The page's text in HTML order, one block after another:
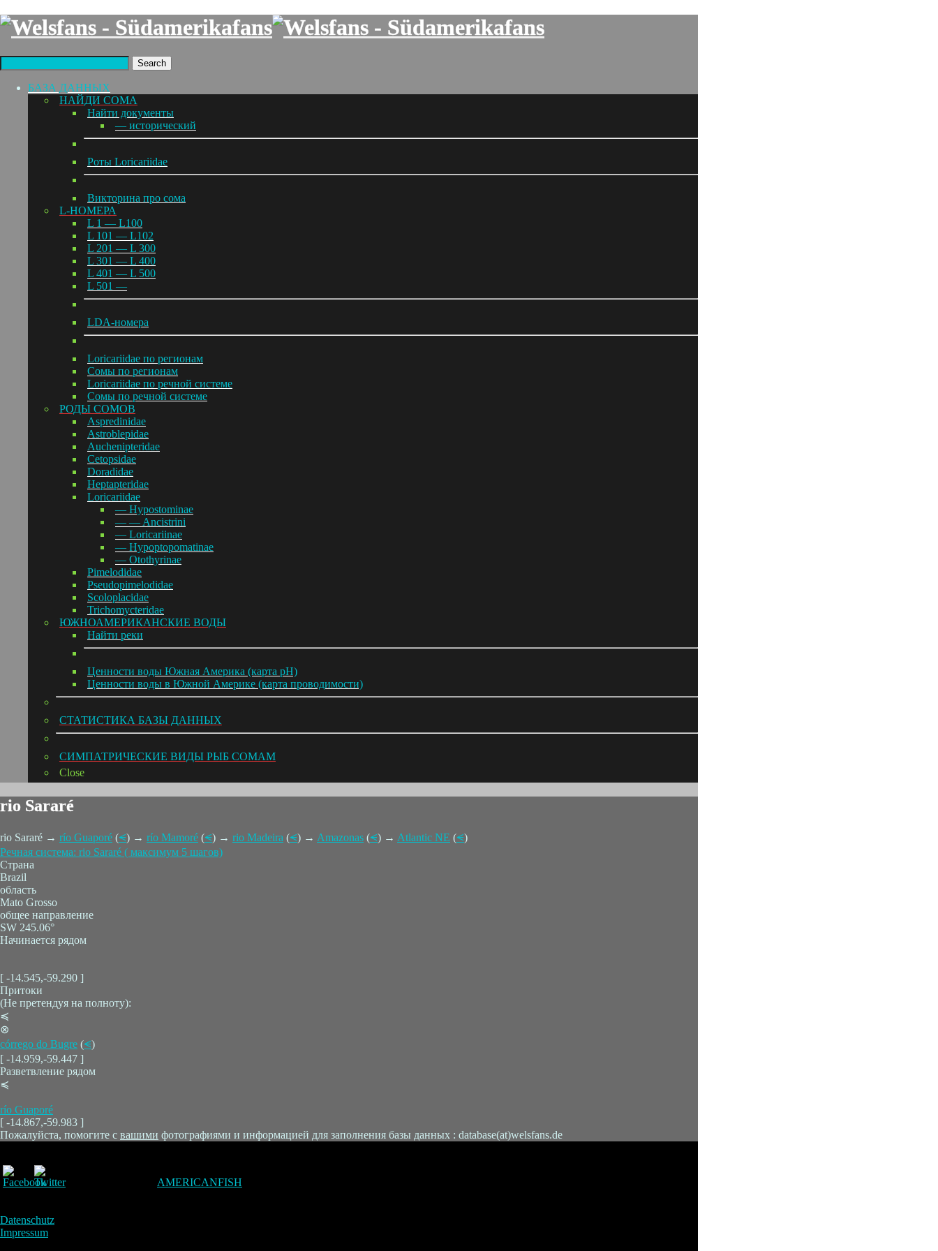
Search
БАЗА ДАННЫХ
НАЙДИ СОМА
Найти документы
— исторический
Роты Loricariidae
Викторина про сома
L-НОМЕРА
L 1 — L100
L 101 — L102
L 201 — L 300
L 301 — L 400
L 401 — L 500
L 501 —
LDA-номера
Loricariidae по регионам
Сомы по регионам
Loricariidae по речной системе
Сомы по речной системе
РОДЫ СОМОВ
Aspredinidae
Astroblepidae
Auchenipteridae
Cetopsidae
Doradidae
Heptapteridae
Loricariidae
— Hypostominae
— — Ancistrini
— Loricariinae
— Hypoptopomatinae
— Otothyrinae
Pimelodidae
Pseudopimelodidae
Scoloplacidae
Trichomycteridae
ЮЖНОАМЕРИКАНСКИЕ ВОДЫ
Hайти реки
Ценности воды Южная Америка (карта pH)
Ценности воды в Южной Америке (карта проводимости)
СТАТИСТИКА БАЗЫ ДАННЫХ
СИМПАТРИЧЕСКИЕ ВИДЫ РЫБ СОМАМ
Close
rio Sararé
rio Sararé → río Guaporé (⪪) → río Mamoré (⪪) → rio Madeira (⪪) → Amazonas (⪪) → Atlantic NE (⪪)
Речная система: rio Sararé ( максимум 5 шагов)
Страна
Brazil
область
Mato Grosso
общее направление
SW 245.06°
Начинается рядом
[ -14.545,-59.290 ]
Притоки
(Не претендуя на полноту):
≼
⊗
córrego do Bugre (⪪)
[ -14.959,-59.447 ]
Разветвление рядом
≼
río Guaporé
[ -14.867,-59.983 ]
Пожалуйста, помогите с вашими фотографиями и информацией для заполнения базы данных : database(at)welsfans.de
AMERICANFISH
Datenschutz
Impressum